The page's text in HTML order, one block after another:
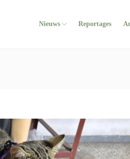
Nieuws Reportages